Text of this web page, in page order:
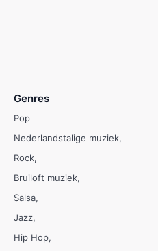
Genres
Pop
Nederlandstalige muziek
Rock
Bruiloft muziek
Salsa
Jazz
Hip Hop